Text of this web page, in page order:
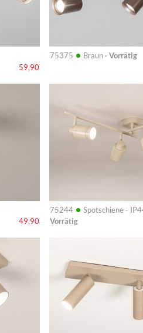
59,90
75375 • Braun · Vorrätig
49,90
75244 • Spotschiene -
Vorrätig
Info